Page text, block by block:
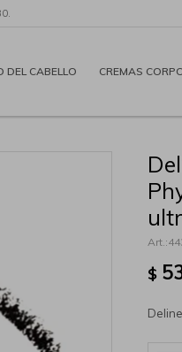
DEL CABELLO CREMAS
$